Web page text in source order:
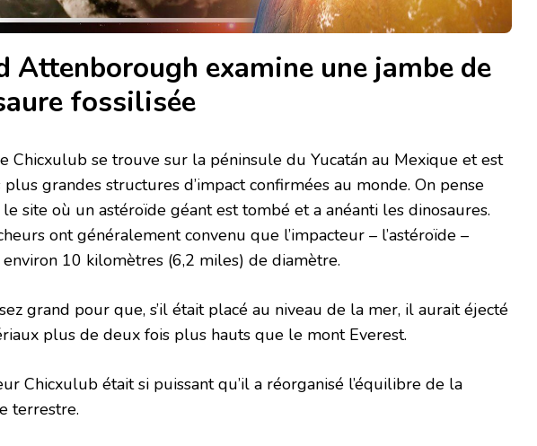
Attenborough examine une jambe de
fossilisée
Chicxulub se trouve sur la péninsule du Yucatán au Mexique et est
plus grandes structures d’impact confirmées au monde. On pense
le site où un astéroïde géant est tombé et a anéanti les dinosaures.
ont généralement convenu que l’impacteur – l’astéroïde –
10 kilomètres (6,2 miles) de diamètre.
grand pour que, s’il était placé au niveau de la mer, il aurait éjecté
plus de deux fois plus hauts que le mont Everest.
Chicxulub était si puissant qu’il a réorganisé l’équilibre de la
terrestre.